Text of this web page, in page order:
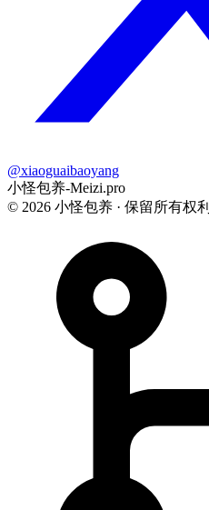
@xiaoguaibaoyang
小怪包养-Meizi.pro
© 2026 小怪包养 · 保留所有权利